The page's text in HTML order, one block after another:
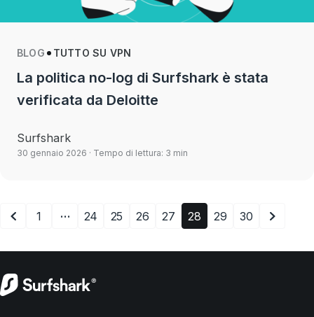
BLOG TUTTO SU VPN
La politica no-log di Surfshark è stata
verificata da Deloitte
Surfshark
30 gennaio 2026 · Tempo di lettura: 3 min
1 … 24 25 26 27 28 29 30